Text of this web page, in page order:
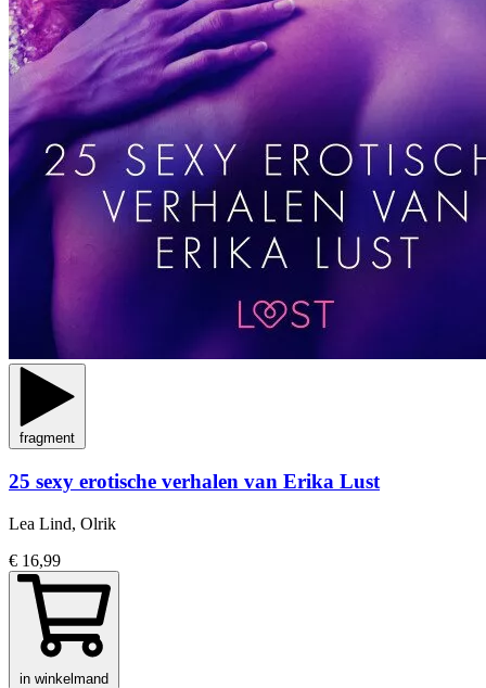
fragment
25 sexy erotische verhalen van Erika Lust
Lea Lind, Olrik
€ 16,99
in winkelmand